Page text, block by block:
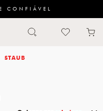
CONFIÁVEL
STAUB